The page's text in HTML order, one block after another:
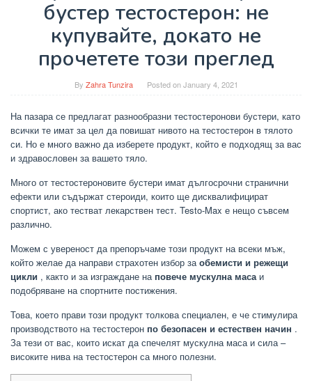
бустер тестостерон: не
купувайте, докато не
прочетете този преглед
By Zahra Tunzira Posted onJanuary 4, 2021
На пазара се предлагат разнообразни тестостеронови бустери, като
всички те имат за цел да повишат нивото на тестостерон в тялото
си. Но е много важно да изберете продукт, който е подходящ за вас
и здравословен за вашето тяло.
Много от тестостероновите бустери имат дългосрочни странични
ефекти или съдържат стероиди, които ще дисквалифицират
спортист, ако тестват лекарствен тест. Testo-Max е нещо съвсем
различно.
Можем с увереност да препоръчаме този продукт на всеки мъж,
който желае да направи страхотен избор заобемисти и режещи
цикли , както и за изграждане на повече мускулна масаи
подобряване на спортните постижения.
Това, което прави този продукт толкова специален, е че стимулира
производството на тестостерон по безопасен и естествен начин .
За тези от вас, които искат да спечелят мускулна маса и сила –
високите нива на тестостерон са много полезни.